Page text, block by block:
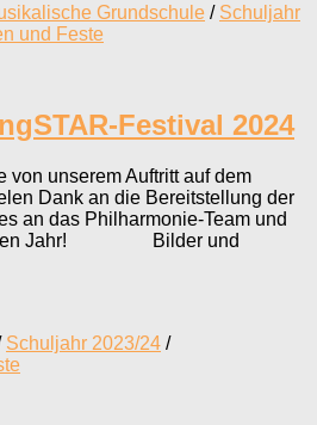
Grundschule / Schuljahr
und Feste
Festival 2024
unserem Auftritt auf dem
Dank an die Bereitstellung der
an das Philharmonie-Team und
Jahr! Bilder und
Schuljahr 2023/24 /